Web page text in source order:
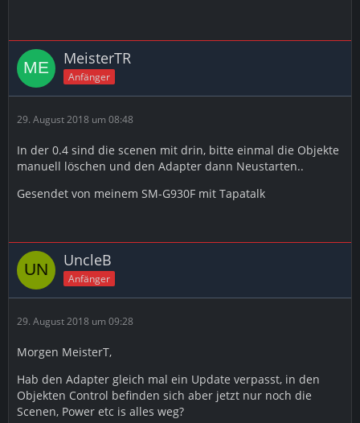
MeisterTR
Anfänger
29. August 2018 um 08:48
In der 0.4 sind die scenen mit drin, bitte einmal die Objekte
manuell löschen und den Adapter dann Neustarten..
Gesendet von meinem SM-G930F mit Tapatalk
UncleB
Anfänger
29. August 2018 um 09:28
Morgen MeisterT,
Hab den Adapter gleich mal ein Update verpasst, in den
Objekten Control befinden sich aber jetzt nur noch die
Scenen, Power etc is alles weg?